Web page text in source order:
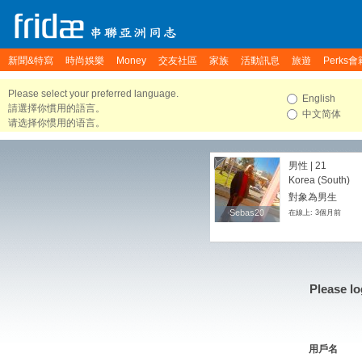
新聞&特寫 時尚娛樂 Money 交友社區 家族 活動訊息 旅遊 Perks會
Please select your preferred language.
請選擇你慣用的語言。
请选择你惯用的语言。
English
中文简体
Sebas20
Sebas20
男性 | 21
Korea (South)
對象為男生
在線上: 3個月前
Please
用戶名